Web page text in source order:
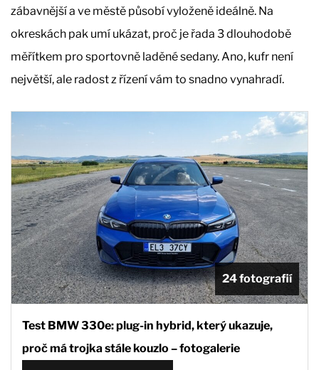
zábavnější a ve městě působí vyloženě ideálně. Na
okreskách pak umí ukázat, proč je řada 3 dlouhodobě
měřítkem pro sportovně laděné sedany. Ano, kufr není
největší, ale radost z řízení vám to snadno vynahradí.
24 fotografií
Test BMW 330e: plug-in hybrid, který ukazuje,
proč má trojka stále kouzlo – fotogalerie